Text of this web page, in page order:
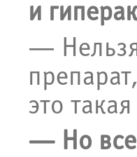
и
— Нельзя
это
— Но